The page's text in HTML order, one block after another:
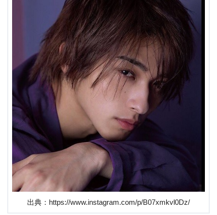
出典：https://www.instagram.com/p/B07xmkvl0Dz/